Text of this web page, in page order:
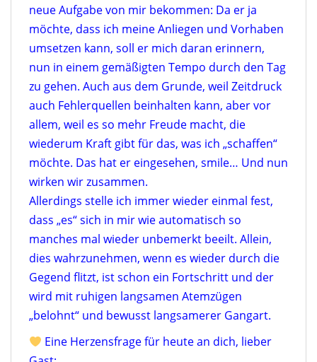
neue Aufgabe von mir bekommen: Da er ja
möchte, dass ich meine Anliegen und Vorhaben
umsetzen kann, soll er mich daran erinnern,
nun in einem gemäßigten Tempo durch den Tag
zu gehen. Auch aus dem Grunde, weil Zeitdruck
auch Fehlerquellen beinhalten kann, aber vor
allem, weil es so mehr Freude macht, die
wiederum Kraft gibt für das, was ich „schaffen“
möchte. Das hat er eingesehen, smile… Und nun
wirken wir zusammen.
Allerdings stelle ich immer wieder einmal fest,
dass „es“ sich in mir wie automatisch so
manches mal wieder unbemerkt beeilt. Allein,
dies wahrzunehmen, wenn es wieder durch die
Gegend flitzt, ist schon ein Fortschritt und der
wird mit ruhigen langsamen Atemzügen
„belohnt“ und bewusst langsamerer Gangart.
Eine Herzensfrage für heute an dich, lieber